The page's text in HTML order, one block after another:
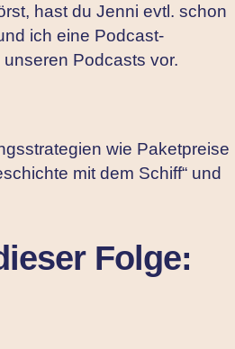
hast du Jenni evtl. schon
ich eine Podcast-
Podcasts vor.
wie Paketpreise
mit dem Schiff“ und
Folge: